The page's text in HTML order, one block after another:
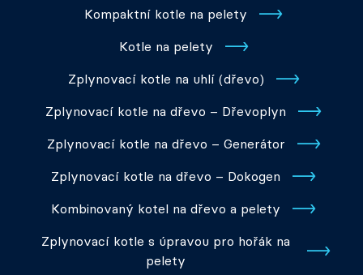
Kompaktní kotle na pelety
Kotle na pelety
Zplynovací kotle na uhlí (dřevo)
Zplynovací kotle na dřevo – Dřevoplyn
Zplynovací kotle na dřevo – Generátor
Zplynovací kotle na dřevo – Dokogen
Kombinovaný kotel na dřevo a pelety
Zplynovací kotle s úpravou pro hořák na
pelety